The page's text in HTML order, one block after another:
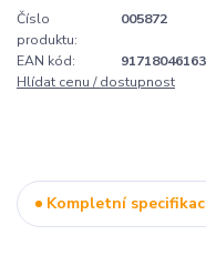
Číslo
produktu:
005872
EAN kód:
Hlídat cenu / dostupnost
Kompletní